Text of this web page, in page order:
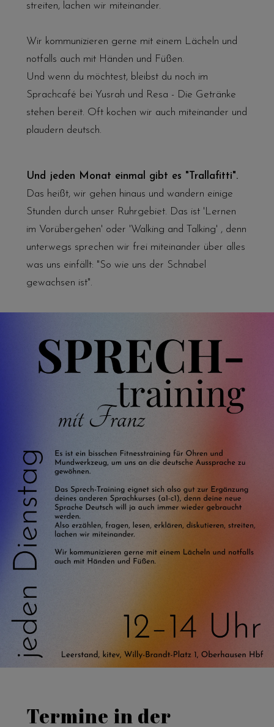
streiten, lachen wir miteinander.
Wir kommunizieren gerne mit einem Lächeln und
notfalls auch mit Händen und Füßen.
Und wenn du möchtest, bleibst du noch im
Sprachcafé bei Yusrah und Resa - Die Getränke
stehen bereit. Oft kochen wir auch miteinander und
plaudern deutsch.
Und jeden Monat einmal gibt es "Trallafitti".
Das heißt, wir gehen hinaus und wandern einige
Stunden durch unser Ruhrgebiet. Das ist 'Lernen
im Vorübergehen' oder 'Walking and Talking' , denn
unterwegs sprechen wir frei miteinander über alles
was uns einfällt: "So wie uns der Schnabel
gewachsen ist".
Termine in der